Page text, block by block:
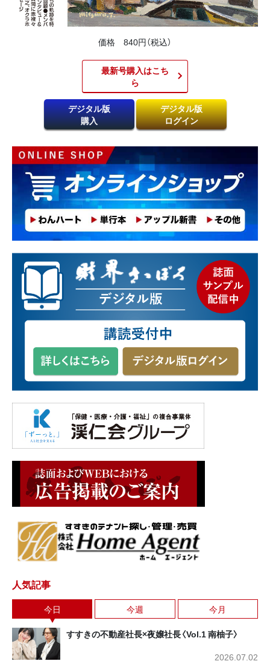
価格 840円（税込）
最新号購入はこち
ら​
デジタル版
購入
デジタル版
ログイン
人気記事
今日 今週 今月
すすきの不動産社長×夜嬢社長〈Vol.1 南柚子〉
2026.07.02